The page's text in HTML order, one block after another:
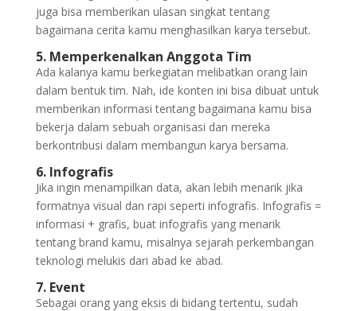
juga bisa memberikan ulasan singkat tentang
bagaimana cerita kamu menghasilkan karya tersebut.
5. Memperkenalkan Anggota Tim
Ada kalanya kamu berkegiatan melibatkan orang lain
dalam bentuk tim. Nah, ide konten ini bisa dibuat untuk
memberikan informasi tentang bagaimana kamu bisa
bekerja dalam sebuah organisasi dan mereka
berkontribusi dalam membangun karya bersama.
6. Infografis
Jika ingin menampilkan data, akan lebih menarik jika
formatnya visual dan rapi seperti infografis. Infografis =
informasi + grafis, buat infografis yang menarik
tentang brand kamu, misalnya sejarah perkembangan
teknologi melukis dari abad ke abad.
7. Event
Sebagai orang yang eksis di bidang tertentu, sudah